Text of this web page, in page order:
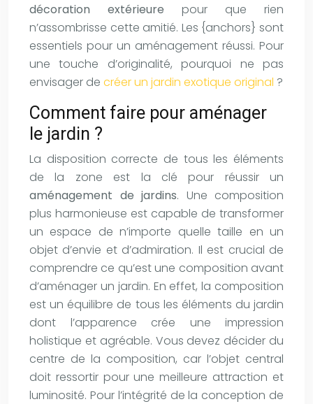
décoration extérieure pour que rien
n’assombrisse cette amitié. Les {anchors} sont
essentiels pour un aménagement réussi. Pour
une touche d’originalité, pourquoi ne pas
envisager de créer un jardin exotique original ?
Comment faire pour aménager
le jardin ?
La disposition correcte de tous les éléments
de la zone est la clé pour réussir un
aménagement de jardins. Une composition
plus harmonieuse est capable de transformer
un espace de n’importe quelle taille en un
objet d’envie et d’admiration. Il est crucial de
comprendre ce qu’est une composition avant
d’aménager un jardin. En effet, la composition
est un équilibre de tous les éléments du jardin
dont l’apparence crée une impression
holistique et agréable. Vous devez décider du
centre de la composition, car l’objet central
doit ressortir pour une meilleure attraction et
luminosité. Pour l’intégrité de la conception de